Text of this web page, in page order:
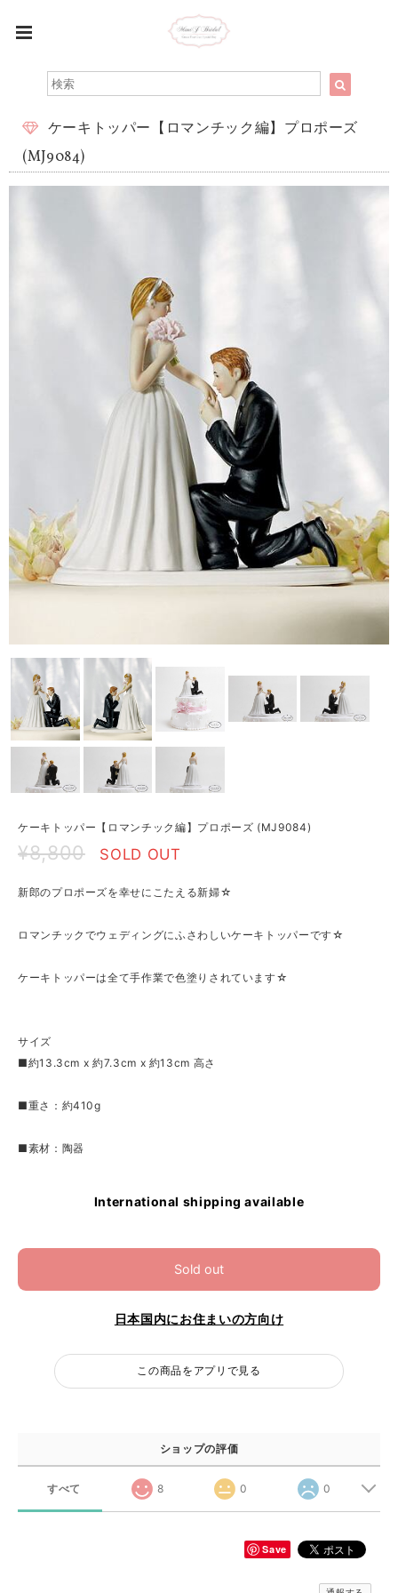
ケーキトッパー【ロマンチック編】プロポーズ
(MJ9084)
ケーキトッパー【ロマンチック編】プロポーズ (MJ9084)
¥8,800 SOLD OUT
新郎のプロポーズを幸せにこたえる新婦☆
ロマンチックでウェディングにふさわしいケーキトッパーです☆
ケーキトッパーは全て手作業で色塗りされています☆
サイズ
■約13.3cm x 約7.3cm x 約13cm 高さ
■重さ：約410g
■素材：陶器
International shipping available
Sold out
日本国内にお住まいの方向け
この商品をアプリで見る
ショップの評価
すべて 8 0 0
Save